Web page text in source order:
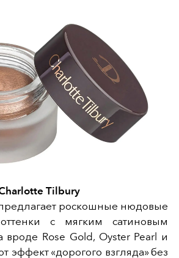
Tilbury
роскошные нюдовые
с мягким сатиновым
Rose Gold, Oyster Pearl и
эффект «дорогого взгляда» без